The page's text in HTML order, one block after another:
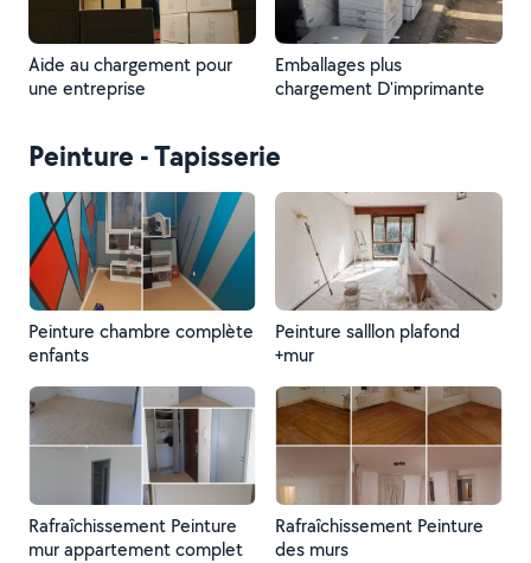
Aide au chargement pour
une entreprise
Emballages plus
chargement D'imprimante
Peinture - Tapisserie
Peinture chambre complète
enfants
Peinture salllon plafond
+mur
Rafraîchissement Peinture
mur appartement complet
Rafraîchissement Peinture
des murs